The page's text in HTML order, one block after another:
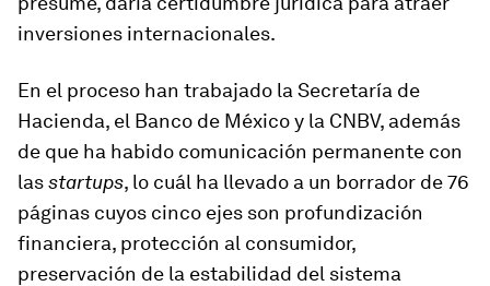
inversiones internacionales.
En el proceso han trabajado la Secretaría de
Hacienda, el Banco de México y la CNBV, además
de que ha habido comunicación permanente con
lasstartups, lo cuál ha llevado a un borrador de 76
páginas cuyos cinco ejes son profundización
financiera, protección al consumidor,
preservación de la estabilidad del sistema